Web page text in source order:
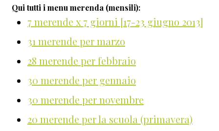
Qui tutti i menu merenda (mensili):
7 merende x 7 giorni [17-23 giugno 2013]
31 merende per marzo
28 merende per febbraio
30 merende per gennaio
30 merende per novembre
20 merende per la scuola (primavera)